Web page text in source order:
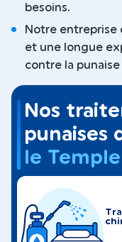
besoins.
Notre entreprise
et une longue
contre la
Nos
punaises
le Temple